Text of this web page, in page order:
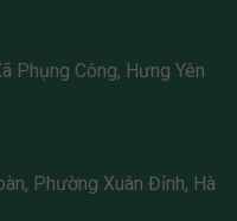
Phụng Công, Hưng Yên
Phường Xuân Đỉnh, Hà